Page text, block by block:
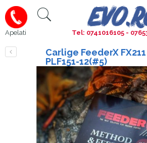
Apelati Tel: 0741016105 -
Carlige FeederX
PLF151-12(#5)